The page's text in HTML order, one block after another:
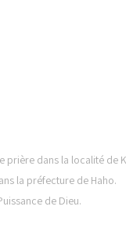
prière dans la localité de
la préfecture de Haho.
de Dieu.